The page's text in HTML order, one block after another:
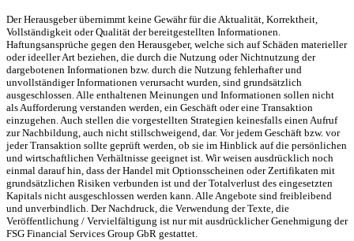
Der Herausgeber übernimmt keine Gewähr für die Aktualität, Korrektheit,
Vollständigkeit oder Qualität der bereitgestellten Informationen.
Haftungsansprüche gegen den Herausgeber, welche sich auf Schäden materieller
oder ideeller Art beziehen, die durch die Nutzung oder Nichtnutzung der
dargebotenen Informationen bzw. durch die Nutzung fehlerhafter und
unvollständiger Informationen verursacht wurden, sind grundsätzlich
ausgeschlossen. Alle enthaltenen Meinungen und Informationen sollen nicht
als Aufforderung verstanden werden, ein Geschäft oder eine Transaktion
einzugehen. Auch stellen die vorgestellten Strategien keinesfalls einen Aufruf
zur Nachbildung, auch nicht stillschweigend, dar. Vor jedem Geschäft bzw. vor
jeder Transaktion sollte geprüft werden, ob sie im Hinblick auf die persönlichen
und wirtschaftlichen Verhältnisse geeignet ist. Wir weisen ausdrücklich noch
einmal darauf hin, dass der Handel mit Optionsscheinen oder Zertifikaten mit
grundsätzlichen Risiken verbunden ist und der Totalverlust des eingesetzten
Kapitals nicht ausgeschlossen werden kann. Alle Angebote sind freibleibend
und unverbindlich. Der Nachdruck, die Verwendung der Texte, die
Veröffentlichung / Vervielfältigung ist nur mit ausdrücklicher Genehmigung der
FSG Financial Services Group GbR gestattet.